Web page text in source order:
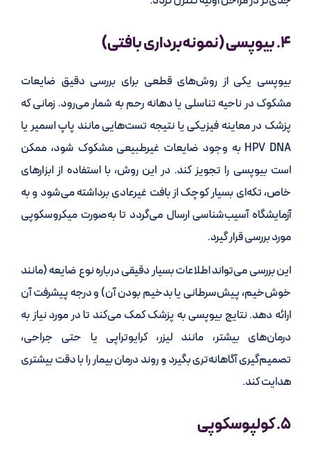
۴. بیوپسی (نمونه‌برداری بافتی)
بیوپسی یکی از روش‌های قطعی برای بررسی دقیق ضایعات
مشکوک در ناحیه تناسلی یا دهانه رحم به شمار می‌رود. زمانی‌ که
پزشک در معاینه فیزیکی یا نتیجه تست‌هایی مانند پاپ اسمیر یا
HPV DNA به وجود ضایعات غیرطبیعی مشکوک شود، ممکن
است بیوپسی را تجویز کند. در این روش، با استفاده از ابزارهای
خاص، تکه‌ای بسیار کوچک از بافت غیرعادی برداشته می‌شود و به
آزمایشگاه آسیب‌شناسی ارسال می‌گردد تا به‌صورت میکروسکوپی
مورد بررسی قرار گیرد.
این بررسی می‌تواند اطلاعات بسیار دقیقی درباره نوع ضایعه (مانند
خوش‌خیم، پیش‌سرطانی یا بدخیم بودن آن) و درجه پیشرفت آن
ارائه دهد. نتایج بیوپسی به پزشک کمک می‌کند تا در مورد نیاز به
درمان‌های بیشتر، مانند لیزر، کرایوتراپی یا حتی جراحی،
تصمیم‌گیری آگاهانه‌تری بگیرد و روند درمان بیمار را با دقت بیشتری
هدایت کند.
۵. کولپوسکوپی